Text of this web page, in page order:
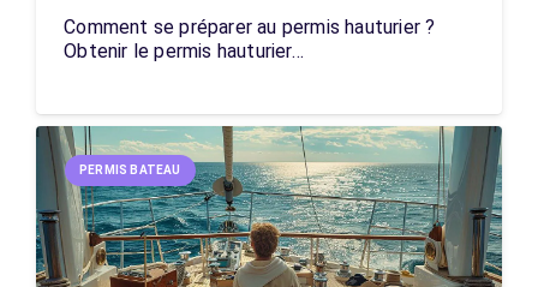
Comment se préparer au permis hauturier ?
Obtenir le permis hauturier…
PERMIS BATEAU